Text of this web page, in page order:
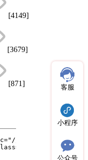
[4149]
[3679]
[871] 客服
小程序
公众号